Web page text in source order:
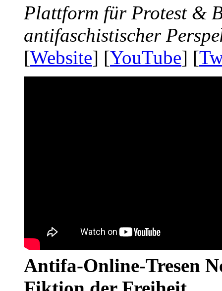
Plattform für Protest &
antifaschistischer
[Website] [YouTube] [
Antifa-Online-Tresen